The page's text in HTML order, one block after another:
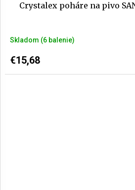
Crystalex poháre na pivo
hodnotenie
produktu
je
5,0
Skladom (6 balenie)
€15,68